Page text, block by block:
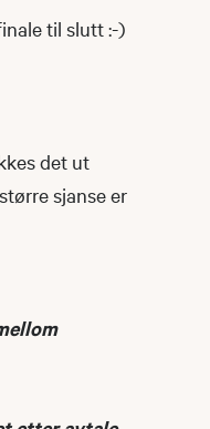
til slutt :-)
det ut
sjanse er